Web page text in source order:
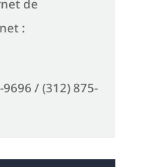
de
:
/ (312) 875-